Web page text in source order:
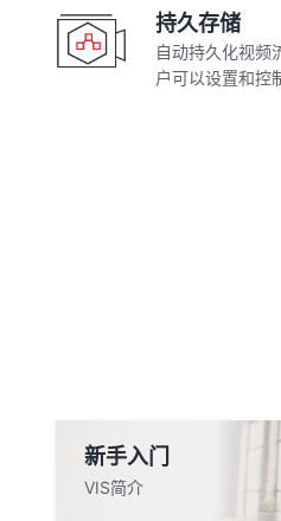
持久存储
自动持久化视频
户可以设置和控
新手入门
VIS简介